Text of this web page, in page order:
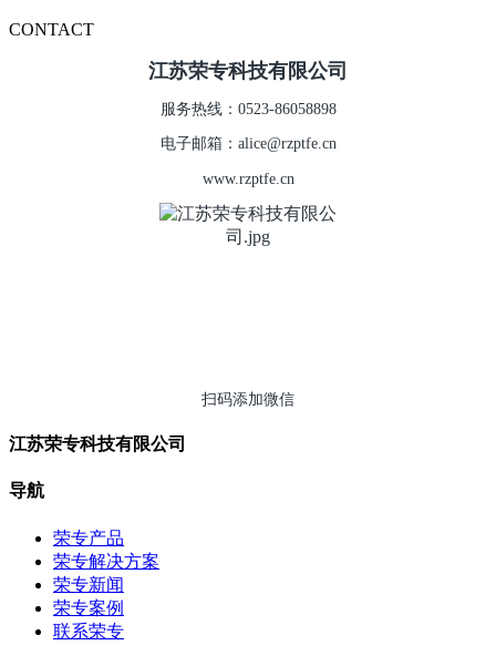
CONTACT
江苏荣专科技有限公司
服务热线：0523-86058898
电子邮箱：alice@rzptfe.cn
www.rzptfe.cn
扫码添加微信
江苏荣专科技有限公司
导航
荣专产品
荣专解决方案
荣专新闻
荣专案例
联系荣专